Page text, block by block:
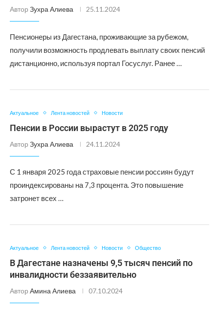
Автор Зухра Алиева 25.11.2024
Пенсионеры из Дагестана, проживающие за рубежом,
получили возможность продлевать выплату своих пенсий
дистанционно, используя портал Госуслуг. Ранее …
Актуальное Лента новостей Новости
Пенсии в России вырастут в 2025 году
Автор Зухра Алиева 24.11.2024
С 1 января 2025 года страховые пенсии россиян будут
проиндексированы на 7,3 процента. Это повышение
затронет всех …
Актуальное Лента новостей Новости Общество
В Дагестане назначены 9,5 тысяч пенсий по
инвалидности беззаявительно
Автор Амина Алиева 07.10.2024